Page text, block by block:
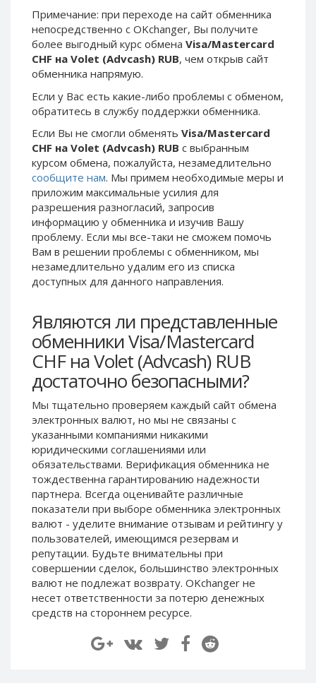
Примечание: при переходе на сайт обменника
непосредственно c OKchanger, Вы получите
более выгодный курс обмена Visa/Mastercard
CHF на Volet (Advcash) RUB, чем открыв сайт
обменника напрямую.
Если у Вас есть какие-либо проблемы с обменом,
обратитесь в службу поддержки обменника.
Если Вы не смогли обменять Visa/Mastercard
CHF на Volet (Advcash) RUB с выбранным
курсом обмена, пожалуйста, незамедлительно
сообщите нам. Мы примем необходимые меры и
приложим максимальные усилия для
разрешения разногласий, запросив
информацию у обменника и изучив Вашу
проблему. Если мы все-таки не сможем помочь
Вам в решении проблемы c обменником, мы
незамедлительно удалим его из списка
доступных для данного направления.
Являются ли представленные
обменники Visa/Mastercard
CHF на Volet (Advcash) RUB
достаточно безопасными?
Мы тщательно проверяем каждый сайт обмена
электронных валют, но мы не связаны c
указанными компаниями никакими
юридическими соглашениями или
обязательствами. Верификация обменника не
тождественна гарантированию надежности
партнера. Всегда оценивайте различные
показатели при выборе обменника электронных
валют - уделите внимание отзывам и рейтингу у
пользователей, имеющимся резервам и
репутации. Будьте внимательны при
совершении сделок, большинство электронных
валют не подлежат возврату. OKchanger не
несет ответственности за потерю денежных
средств на стороннем ресурсе.
Epay EUR
Phone Balance RUB
Phone Balance UAH
Neteller USD
Neteller EUR
Neteller INR
Neteller PLN
Neteller GBP
Neteller NOK
Neteller SEK
PaySera USD
PaySera EUR
AliPay CNY
UnionPay CNY
Paymer USD
Paymer RUB
Capitalist USD
Capitalist RUB
Capitalist EUR
Payoneer USD
Payoneer EUR
Revolut Binance USD
(BUSD)
Revolut USD
Revolut EUR
Revolut GBP
Global24 UAH
Piastrix RUB
Epay EUR
Phone Balance RUB
Phone Balance UAH
Neteller USD
Neteller EUR
Neteller INR
Neteller PLN
Neteller GBP
Neteller NOK
Neteller SEK
PaySera USD
PaySera EUR
UnionPay CNY
Paymer USD
Paymer RUB
Paymer UAH
Capitalist USD
Capitalist RUB
Capitalist EUR
Payoneer USD
Payoneer EUR
Revolut Binance USD
(BUSD)
Revolut USD
Revolut EUR
Revolut GBP
Piastrix RUB